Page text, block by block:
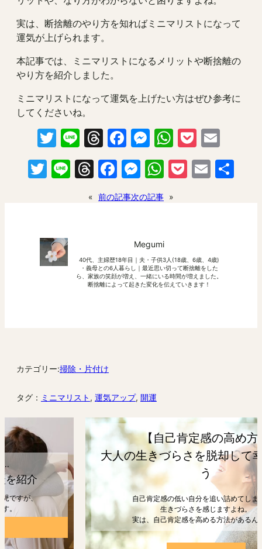
実は、断捨離のやり方を知ればミニマリストになって
運気が上げられます。
本記事では、ミニマリストになるメリットや断捨離の
やり方を紹介しました。
ミニマリストになって運気を上げたい方はぜひ参考に
してくださいね。
Twitter
LineThreads
Facebook
Messenger
Pocket
有
Twitter
LineThreads
Facebook
Messenger
WhatsApp
Pocket
Email
« 前の記事次の記事 »
Megumi
40代、主婦歴18年目｜夫・子供3人(18歳、6歳、4歳)
・義母との6人暮らし｜最近思い切って断捨離をした
ら、家族の笑顔が増え、一緒にいる時間が増えました。
断捨離によって起きた変化を伝えていきます！
カテゴリー:掃除・片付け
タグ： ミニマリスト , 運気アップ, 開運
【自己肯定感の高め方】
大人の生きづらさを脱却して幸せになろ
う
自己肯定感の低い自分を追い詰めてしまうと、
生きづらさを感じますよね。
実は、自己肯定感を高める方法があるんです。